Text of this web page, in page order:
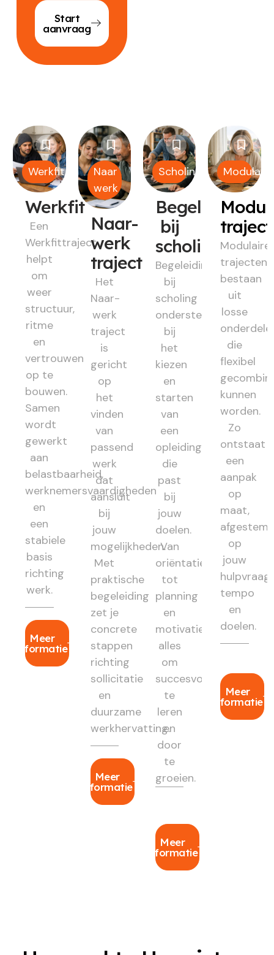
Start
aanvraag
Werkfit
Werkfit
Een
Werkfittraject
helpt
om
weer
structuur,
ritme
en
vertrouwen
op te
bouwen.
Samen
wordt
gewerkt
aan
belastbaarheid,
werknemersvaardigheden
en
een
stabiele
basis
richting
werk.
Meer
informatie
Naar
werk
Naar-
werk
traject
Het
Naar-
werk
traject
is
gericht
op
het
vinden
van
passend
werk
dat
aansluit
bij
jouw
mogelijkheden.
Met
praktische
begeleiding
zet je
concrete
stappen
richting
sollicitatie
en
duurzame
werkhervatting.
Meer
informatie
Scholing
Begeleiding
bij
scholing
Begeleiding
bij
scholing
ondersteunt
bij
het
kiezen
en
starten
van
een
opleiding
die
past
bij
jouw
doelen.
Van
oriëntatie
tot
planning
en
motivatie:
alles
om
succesvol
te
leren
en
door
te
groeien.
Meer
informatie
Modulair
Modulaire
trajecten
bestaan
uit
losse
die
flexibel
kunnen
worden.
Zo
ontstaat
een
aanpak
op
maat,
op
jouw
hulpvraag,
tempo
en
doelen.
Meer
informatie